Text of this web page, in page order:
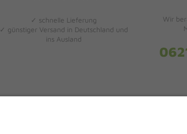
✓ schnelle Lieferung
✓ günstiger Versand in Deutschland und
ins Ausland
Wir